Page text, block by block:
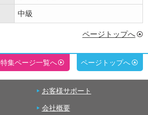
中級
ページトップへ
特集ページ一覧へ ページトップへ
お客様サポート
会社概要